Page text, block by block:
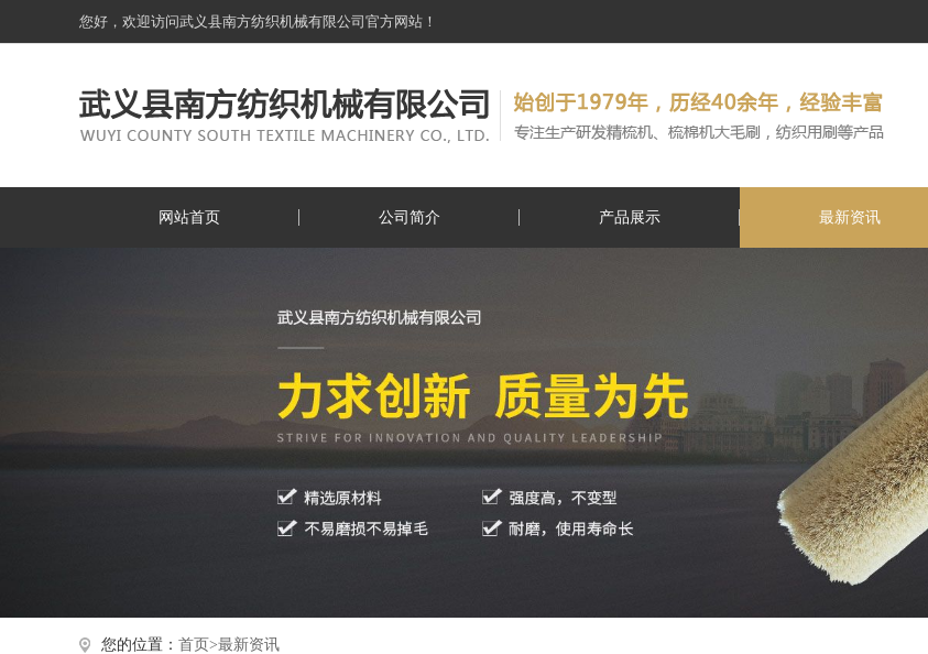
您好，欢迎访问武义县南方纺织机械有限公司官方网站！
网站首页 公司简介 产品展示 最新资讯
您的位置： 首页>最新资讯